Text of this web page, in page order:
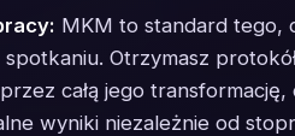
MKM to standard tego,
Otrzymasz
całą jego transformację,
wyniki niezależnie od